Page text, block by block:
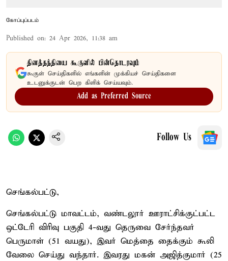
கோப்புப்படம்
Published on: 24 Apr 2026, 11:38 am
தினத்தந்தியை கூகுளில் பின்தொடரவும்
கூகுள் செய்திகளில் எங்களின் முக்கியச் செய்திகளை
உடனுக்குடன் பெற கிளிக் செய்யவும்.
Add as Preferred Source
Follow Us
செங்கல்பட்டு,
செங்கல்பட்டு மாவட்டம், வண்டலூர் ஊராட்சிக்குட்பட்ட
ஒட்டேரி விரிவு பகுதி 4-வது தெருவை சேர்ந்தவர்
பெருமாள் (51 வயது), இவர் மெத்தை தைக்கும் கூலி
வேலை செய்து வந்தார். இவரது மகன் அஜித்குமார் (25